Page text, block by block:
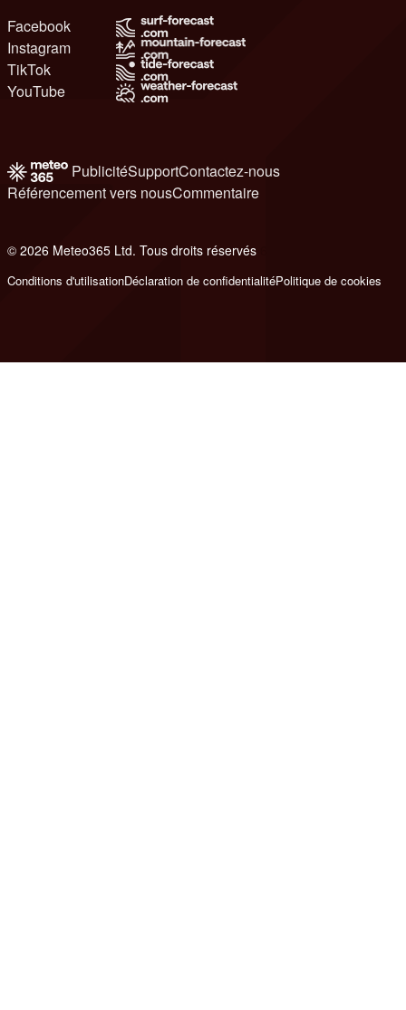
Facebook
Instagram
TikTok
YouTube
PublicitéSupportContactez-nous
Référencement vers nousCommentaire
© 2026 Meteo365 Ltd. Tous droits réservés
Conditions d'utilisationDéclaration de confidentialitéPolitique de cookies